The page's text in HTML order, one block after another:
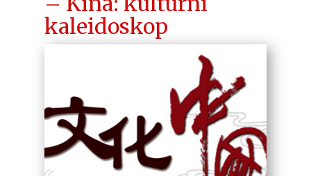
Kineski jezik i kultura
Almanah
O nama
kaleidoskop